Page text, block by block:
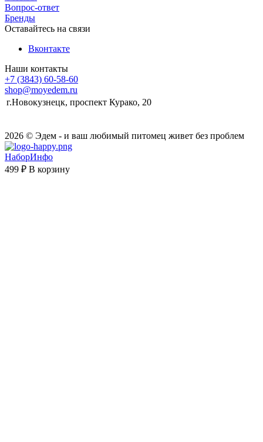
Вопрос-ответ
Бренды
Оставайтесь на связи
Вконтакте
Наши контакты
+7 (3843) 60-58-60
shop@moyedem.ru
г.Новокузнецк, проспект Курако, 20
2026 © Эдем - и ваш любимый питомец живет без проблем
НаборИнфо
499 ₽ В корзину